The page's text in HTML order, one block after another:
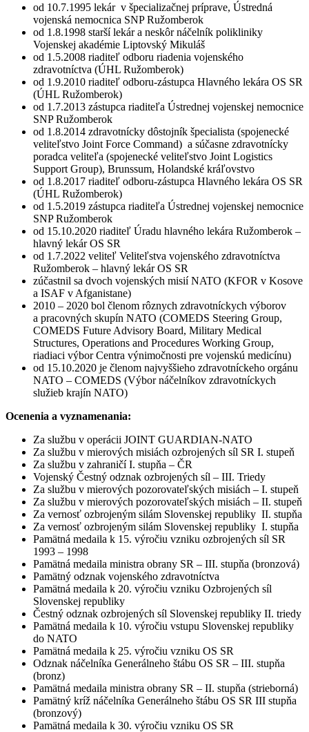
od 10.7.1995 lekár v špecializačnej príprave, Ústredná
vojenská nemocnica SNP Ružomberok
od 1.8.1998 starší lekár a neskôr náčelník polikliniky
Vojenskej akadémie Liptovský Mikuláš
od 1.5.2008 riaditeľ odboru riadenia vojenského
zdravotníctva (ÚHL Ružomberok)
od 1.9.2010 riaditeľ odboru-zástupca Hlavného lekára OS SR
(ÚHL Ružomberok)
od 1.7.2013 zástupca riaditeľa Ústrednej vojenskej nemocnice
SNP Ružomberok
od 1.8.2014 zdravotnícky dôstojník špecialista (spojenecké
veliteľstvo Joint Force Command) a súčasne zdravotnícky
poradca veliteľa (spojenecké veliteľstvo Joint Logistics
Support Group), Brunssum, Holandské kráľovstvo
od 1.8.2017 riaditeľ odboru-zástupca Hlavného lekára OS SR
(ÚHL Ružomberok)
od 1.5.2019 zástupca riaditeľa Ústrednej vojenskej nemocnice
SNP Ružomberok
od 15.10.2020 riaditeľ Úradu hlavného lekára Ružomberok –
hlavný lekár OS SR
od 1.7.2022 veliteľ Veliteľstva vojenského zdravotníctva
Ružomberok – hlavný lekár OS SR
zúčastnil sa dvoch vojenských misií NATO (KFOR v Kosove
a ISAF v Afganistane)
2010 – 2020 bol členom rôznych zdravotníckych výborov
a pracovných skupín NATO (COMEDS Steering Group,
COMEDS Future Advisory Board, Military Medical
Structures, Operations and Procedures Working Group,
riadiaci výbor Centra výnimočnosti pre vojenskú medicínu)
od 15.10.2020 je členom najvyššieho zdravotníckeho orgánu
NATO – COMEDS (Výbor náčelníkov zdravotníckych
služieb krajín NATO)
Ocenenia a vyznamenania:
Za službu v operácii JOINT GUARDIAN-NATO
Za službu v mierových misiách ozbrojených síl SR I. stupeň
Za službu v zahraničí I. stupňa – ČR
Vojenský Čestný odznak ozbrojených síl – III. Triedy
Za službu v mierových pozorovateľských misiách – I. stupeň
Za službu v mierových pozorovateľských misiách – II. stupeň
Za vernosť ozbrojeným silám Slovenskej republiky II. stupňa
Za vernosť ozbrojeným silám Slovenskej republiky I. stupňa
Pamätná medaila k 15. výročiu vzniku ozbrojených síl SR
1993 – 1998
Pamätná medaila ministra obrany SR – III. stupňa (bronzová)
Pamätný odznak vojenského zdravotníctva
Pamätná medaila k 20. výročiu vzniku Ozbrojených síl
Slovenskej republiky
Čestný odznak ozbrojených síl Slovenskej republiky II. triedy
Pamätná medaila k 10. výročiu vstupu Slovenskej republiky
do NATO
Pamätná medaila k 25. výročiu vzniku OS SR
Odznak náčelníka Generálneho štábu OS SR – III. stupňa
(bronz)
Pamätná medaila ministra obrany SR – II. stupňa (strieborná)
Pamätný kríž náčelníka Generálneho štábu OS SR III stupňa
(bronzový)
Pamätná medaila k 30. výročiu vzniku OS SR